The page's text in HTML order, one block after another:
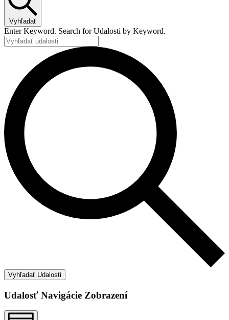
Vyhľadať
Enter Keyword. Search for Udalosti by Keyword.
Vyhľadať Udalosti
Udalosť Navigácie Zobrazení